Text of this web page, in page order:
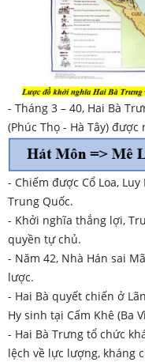
- Tháng 3 – 40, Hai Bà
(Phúc Thọ - Hà Tây)
- Chiếm được Cổ Loa,
Trung Quốc.
- Khởi nghĩa thắng lợi,
quyền tự chủ.
- Năm 42, Nhà Hán sai
lược.
- Hai Bà quyết chiến ở
Hy sinh tại Cấm Khê (Ba
- Hai Bà Trưng tổ chức
lệch về lực lượng, kháng